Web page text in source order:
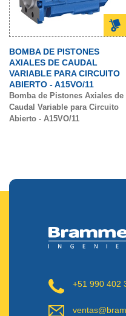
BOMBA DE PISTONES
AXIALES DE CAUDAL
VARIABLE PARA CIRCUITO
ABIERTO - A15VO/11
Bomba de Pistones Axiales de
Caudal Variable para Circuito
Abierto - A15VO/11
+51 990 402